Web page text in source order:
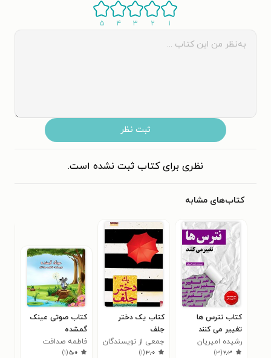
۱ ۲ ۳ ۴ ۵
ثبت نظر
نظری برای کتاب ثبت نشده است.
کتاب‌های مشابه
کتاب نترس ها
تغییر می کنند
رشیده امیریان
۲٫۳(۳)
کتاب یک دختر
جلف
جمعی از نویسندگان
۳٫۰(۱)
کتاب صوتی عینک
گمشده
فاطمه صداقت
۵٫۰(۱)